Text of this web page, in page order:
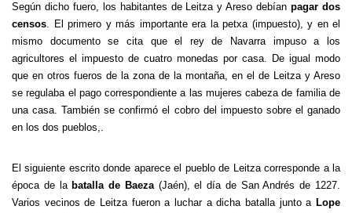
Según dicho fuero, los habitantes de Leitza y Areso debíanpagar dos
censos. El primero y más importante era la petxa (impuesto), y en el
mismo documento se cita que el rey de Navarra impuso a los
agricultores el impuesto de cuatro monedas por casa. De igual modo
que en otros fueros de la zona de la montaña, en el de Leitza y Areso
se regulaba el pago correspondiente a las mujeres cabeza de familia de
una casa. También se confirmó el cobro del impuesto sobre el ganado
en los dos pueblos,.
El siguiente escrito donde aparece el pueblo de Leitza corresponde a la
época de la batalla de Baeza(Jaén), el día de San Andrés de 1227.
Varios vecinos de Leitza fueron a luchar a dicha batalla junto a Lope